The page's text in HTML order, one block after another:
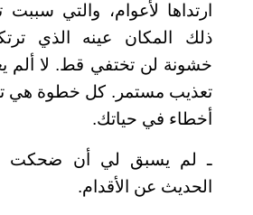
ارتداها لأعوام، والتي
ذلك المكان عينه الذي
خشونة لن تختفي قط. لا ألم
تعذيب مستمر. كل خطوة هي
أخطاء في حياتك.
ـ لم يسبق لي أن ضحكت
الحديث عن الأقدام.